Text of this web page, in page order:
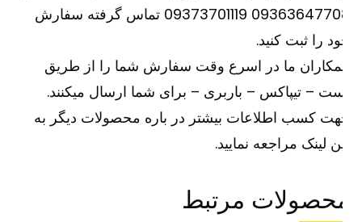
09363647708 09373701119 تماس گرفته سفارش
را ثبت کنید.
ما در اسرع وقت سفارش شما را از طریق
– تیپاکس – باربری – برای شما ارسال میکنند.
کسب اطلاعات بیشتر در باره محصولات دیگر به
لینکمراجعه نمایید.
مرتبط